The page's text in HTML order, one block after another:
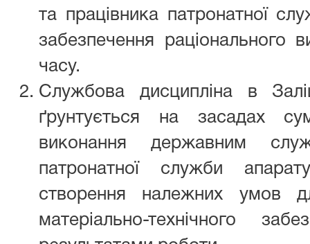
та працівника патронатної
забезпечення раціонального
часу.
Службова дисципліна в
ґрунтується на засадах
виконання державним
патронатної служби
створення належних умов
матеріально-технічного